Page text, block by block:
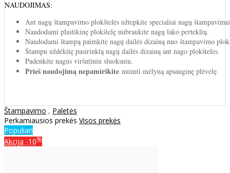
NAUDOJIMAS:
Ant nagų štampavimo plokštelės užtepkite specialiai nagų
Naudodami plastikinę plokštelę nubraukite nagų lako perteklių.
Naudodami štampą paimkite nagų dailės dizainą nuo štampavimo
Štampu uždėkitę pasirinktą nagų dailės dizainą ant nago plokšteles.
Padenkite nagus viršutiniu sluoksniu.
Prieš naudojimą nepamirškite nuimti mėlyną apsauginę plėvelę.
Štampavimo , Paletės
Perkamiausios prekės Visos prekės
Populiari
Akcija -10%